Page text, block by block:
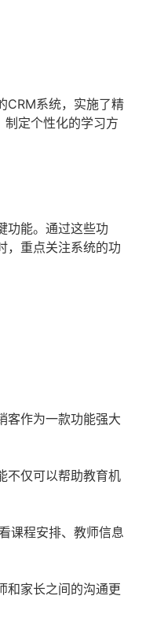
CRM系统，实施了精
定个性化的学习方
功能。通过这些功
，重点关注系统的功
客作为一款功能强大
不仅可以帮助教育机
课程安排、教师信息
和家长之间的沟通更